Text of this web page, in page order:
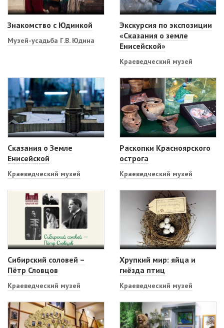
Знакомство с Юдинкой
Музей-усадьба Г.В. Юдина
Экскурсия по экспозиции
«Сказания о земле
Енисейской»
Краеведческий музей
Сказания о Земле
Енисейской
Краеведческий музей
Раскопки Красноярского
острога
Краеведческий музей
Сибирский соловей –
Пётр Словцов
Краеведческий музей
Хрупкий мир: яйца и
гнёзда птиц
Краеведческий музей